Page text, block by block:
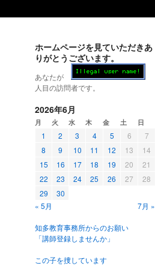
ホームページを見ていただきあ
りがとうございます。
あなたが
人目の訪問者です。
2026年6月
月 火 水 木 金 土 日
1 2 3 4 5 6
7
8
9 10 11 12 13
14
15
16 17 18 19 20
21
22
23 24 25 26 27
28
29
30
« 5月
7月 »
知多教育事務所からのお願い
「講師登録しませんか」
この子を捜しています